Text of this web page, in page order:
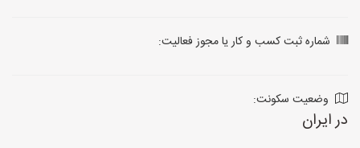
شماره ثبت کسب و کار یا مجوز فعالیت:
وضعیت سکونت:
در ایران